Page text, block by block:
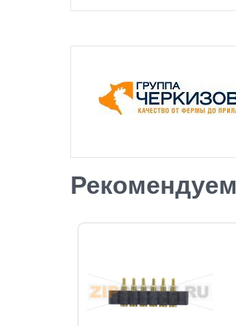
Рекомендуем